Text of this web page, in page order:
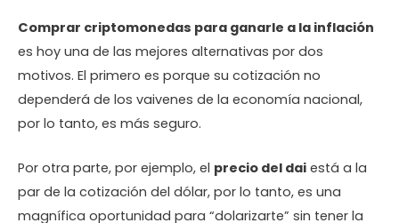
Comprar criptomonedas para ganarle a la inflación
es hoy una de las mejores alternativas por dos
motivos. El primero es porque su cotización no
dependerá de los vaivenes de la economía nacional,
por lo tanto, es más seguro.
Por otra parte, por ejemplo, el precio del dai está a la
par de la cotización del dólar, por lo tanto, es una
magnífica oportunidad para “dolarizarte” sin tener la